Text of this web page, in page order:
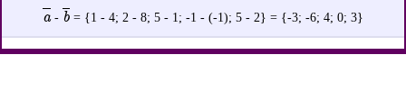
a- b = {1 - 4; 2 - 8; 5 - 1; -1 - (-1); 5 - 2} = {-3; -6; 4; 0; 3}